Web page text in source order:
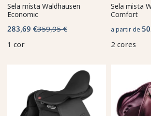
Sela mista Waldhausen
Economic
283,69 €359,95 €
1 cor
Sela mista
Comfort
a partir de
2 cores